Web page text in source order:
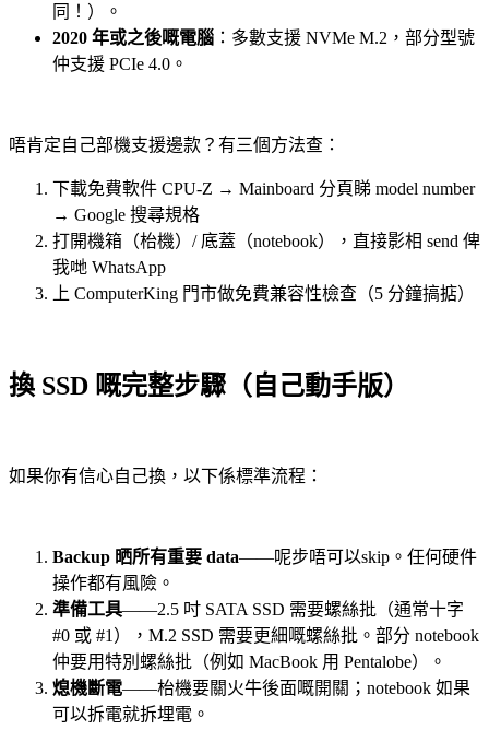
同！）。
2020 年或之後嘅電腦 ：多數支援 NVMe M.2，部分型號
仲支援 PCIe 4.0。
唔肯定自己部機支援邊款？有三個方法查：
下載免費軟件 CPU-Z → Mainboard 分頁睇 model number
→ Google 搜尋規格
打開機箱（枱機）/ 底蓋（notebook），直接影相 send 俾
我哋 WhatsApp
上 ComputerKing 門市做免費兼容性檢查（5 分鐘搞掂）
換 SSD 嘅完整步驟（自己動手版）
如果你有信心自己換，以下係標準流程：
Backup 晒所有重要 data——呢步唔可以skip。任何硬件
操作都有風險。
準備工具——2.5 吋 SATA SSD 需要螺絲批（通常十字
#0 或 #1），M.2 SSD 需要更細嘅螺絲批。部分 notebook
仲要用特別螺絲批（例如 MacBook 用 Pentalobe）。
熄機斷電——枱機要關火牛後面嘅開關；notebook 如果
可以拆電就拆埋電。